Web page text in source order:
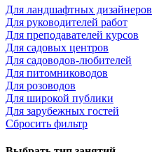
Для ландшафтных дизайнеров
Для руководителей работ
Для преподавателей курсов
Для садовых центров
Для садоводов-любителей
Для питомниководов
Для розоводов
Для широкой публики
Для зарубежных гостей
Сбросить фильтр